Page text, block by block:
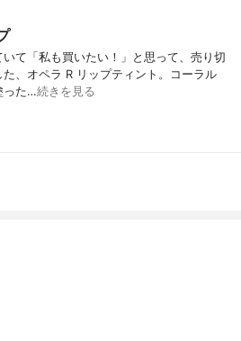
て「私も買いたい！」と思って、売り切
、オペラ R リップティント。コーラル
った…続きを見る